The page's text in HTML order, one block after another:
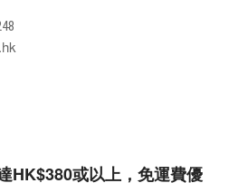
HK$380或以上，免運費優